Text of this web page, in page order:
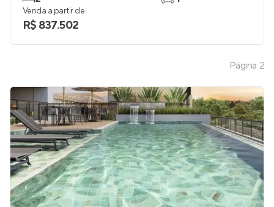
Página 2
Venda a partir de
R$ 837.502